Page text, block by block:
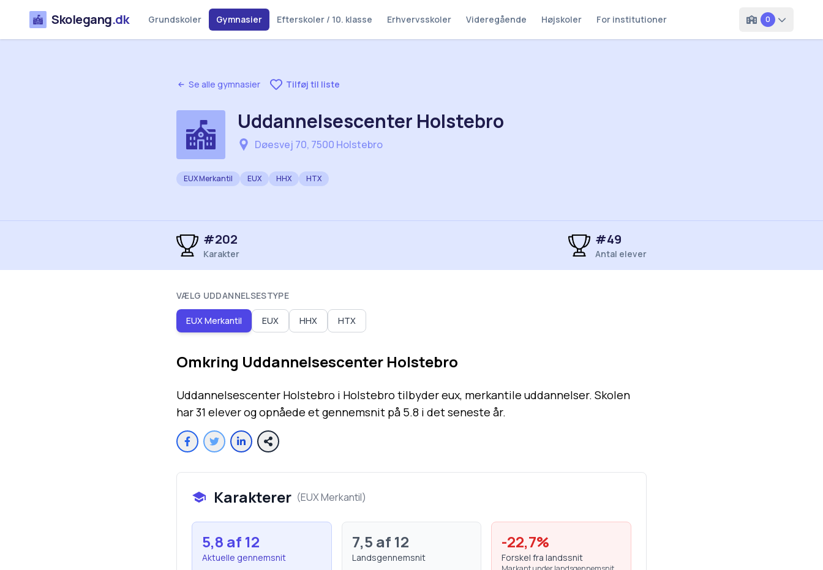
Skolegang.dk Grundskoler Gymnasier Efterskoler / 10. klasse Erhvervsskoler Videregående Højskoler For institutioner 0
Se alle gymnasier Tilføj til liste
Uddannelsescenter Holstebro
Døesvej 70, 7500 Holstebro
EUX Merkantil EUX HHX HTX
#202
Karakter
#49
Antal elever
VÆLG UDDANNELSESTYPE
EUX Merkantil EUX HHX HTX
Omkring Uddannelsescenter Holstebro
Uddannelsescenter Holstebro i Holstebro tilbyder eux, merkantile uddannelser. Skolen
har 31 elever og opnåede et gennemsnit på 5.8 i det seneste år.
Karakterer (EUX Merkantil)
5,8 af 12
Aktuelle gennemsnit
7,5 af 12
Landsgennemsnit
-22,7%
Forskel fra landssnit